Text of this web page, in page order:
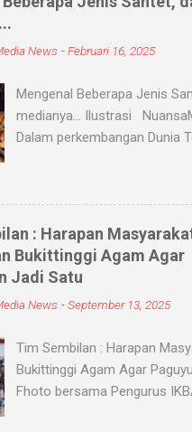
News -Februari 16, 2025
Mengenal Beberapa Jenis
medianya... Ilustrasi
Dalam perkembangan Dunia
yang hingga saat ini masih
di masyarakat. Menurut
Indonesia (KBBI) santet
Ilmu Santet merupakan aliran
digunakan untuk
supranatural dari paranormal.
membahayakan orang lain.
yang digunakan oleh
menyantet seseorang,
: Harapan
Bukittinggi Agam Agar
Jadi Satu
News -September 13, 2025
Tim Sembilan : Harapan
Bukittinggi Agam Agar
Fhoto bersama Pengurus